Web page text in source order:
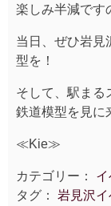
楽しみ半減です
当日、ぜひ岩見
型を！
そして、駅まる
鉄道模型を見
≪Kie≫
カテゴリー：
タグ： 岩見沢